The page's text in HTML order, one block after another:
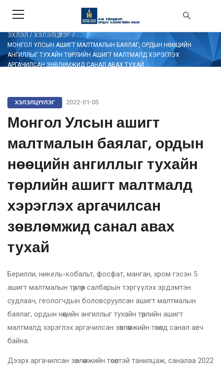
ЭХЛЭЛ / ХЭЛЭЛЦҮҮЛЭГ/
МОНГОЛ УЛСЫН АШИГТ МАЛТМАЛЫН БАЯЛАГ, ОРДЫН НӨӨЦИЙН
АНГИЛЛЫГ ТУХАЙН ТӨРЛИЙН АШИГТ МАЛТМАЛД ХЭРЭГЛЭХ
АРГАЧИЛСАН ЗӨВЛӨМЖИД САНАЛ АВАХ ТУХАЙ
ХЭЛЭЛЦҮҮЛЭГ 2022-01-05
Монгол Улсын ашигт
малтмалын баялаг, ордын
нөөцийн ангиллыг тухайн
төрлийн ашигт малтмалд
хэрэглэх аргачилсан
зөвлөмжид санал авах
тухай
Берилли, никель-кобальт, фосфат, манган, хром гэсэн 5
ашигт малтмалын төрлөөр салбарын тэргүүлэх эрдэмтэн
судлаач, геологчдын боловсруулсан ашигт малтмалын
баялаг, ордын нөөцийн ангиллыг тухайн төрлийн ашигт
малтмалд хэрэглэх аргачилсан зөвлөмжийн төсөлд санал авч
байна.
Дээрх аргачилсан зөвлөмжийн төсөлтэй танилцаж, саналаа 2022